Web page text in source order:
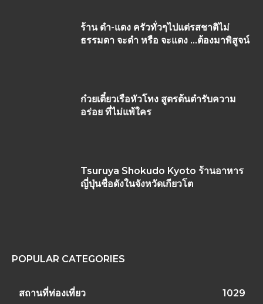
ร้าน ดำ-แดง ครัวทั่วๆไปแต่รสชาติไม่
ธรรมดา จะดำ หรือ จะแดง …ต้องมาพิสูจน์
ก๋วยเตี๋ยวเรือหัวโทง สูตรต้นตำรับความ
อร่อย ที่ไม่แพ้ใคร
Tsuruya Shokudo Kyoto ร้านอาหาร
ญี่ปุ่นชื่อดังในจังหวัดเกียวโต
POPULAR CATEGORIES
สถานที่ท่องเที่ยว 1029